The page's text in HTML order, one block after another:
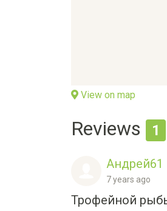
View on map
Reviews 1
Андрей61
7 years ago
Трофейной